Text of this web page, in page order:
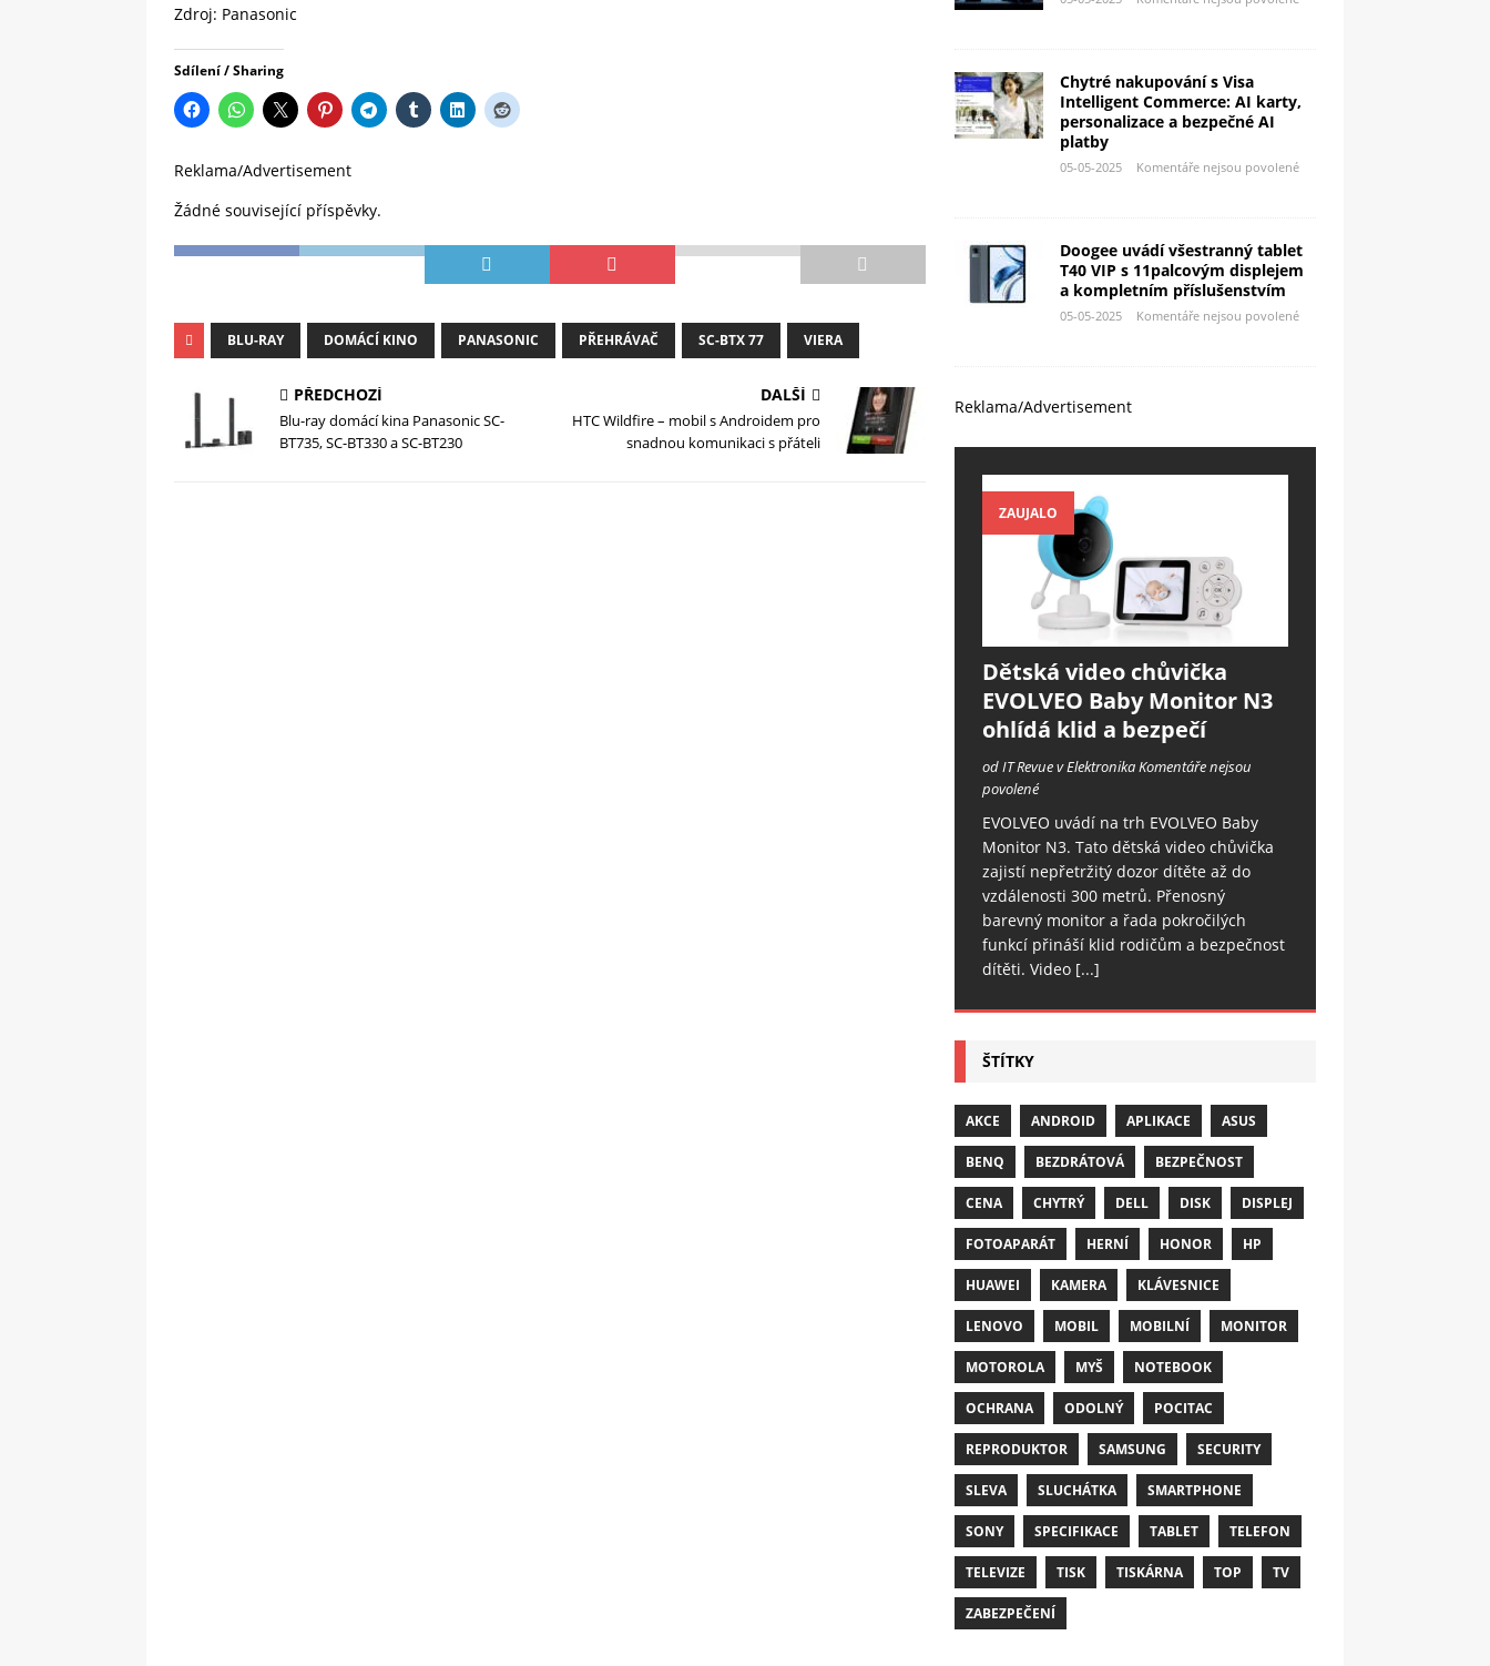
Zdroj: Panasonic
Sdílení / Sharing
Reklama/Advertisement
Žádné související příspěvky.
BLU-RAY DOMÁCÍ KINO PANASONIC PŘEHRÁVAČ SC-BTX 77 VIERA
PŘEDCHOZÍ
Blu-ray domácí kina Panasonic SC-
BT735, SC-BT330 a SC-BT230
DALŠÍ
HTC Wildfire – mobil s Androidem pro
snadnou komunikaci s přáteli
Chytré nakupování s Visa
Intelligent Commerce: AI karty,
personalizace a bezpečné AI
platby
05-05-2025 Komentáře nejsou povolené
Doogee uvádí všestranný tablet
T40 VIP s 11palcovým displejem
a kompletním příslušenstvím
05-05-2025 Komentáře nejsou povolené
Reklama/Advertisement
ZAUJALO
Dětská video chůvička
EVOLVEO Baby Monitor N3
ohlídá klid a bezpečí
od IT Revue v ElektronikaKomentáře nejsou
povolené
EVOLVEO uvádí na trh EVOLVEO Baby
Monitor N3. Tato dětská video chůvička
zajistí nepřetržitý dozor dítěte až do
vzdálenosti 300 metrů. Přenosný
barevný monitor a řada pokročilých
funkcí přináší klid rodičům a bezpečnost
dítěti. Video [...]
ŠTÍTKY
AKCE ANDROID APLIKACE ASUS
BENQ BEZDRÁTOVÁ BEZPEČNOST
CENA CHYTRÝ DELL DISK DISPLEJ
FOTOAPARÁT HERNÍ HONOR HP
HUAWEI KAMERA KLÁVESNICE
LENOVO MOBIL MOBILNÍ MONITOR
MOTOROLA MYŠ NOTEBOOK
OCHRANA ODOLNÝ POCITAC
REPRODUKTOR SAMSUNG SECURITY
SLEVA SLUCHÁTKA SMARTPHONE
SONY SPECIFIKACE TABLET TELEFON
TELEVIZE TISK TISKÁRNA TOP TV
ZABEZPEČENÍ